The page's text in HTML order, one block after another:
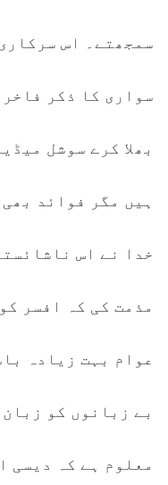
سمجھتے۔ اس
سواری کا ذکر
بھلا کرے سوشل
ہیں مگر فوائد
خدا نے اس
مذمت کی کہ افسر
عوام بہت زیادہ
بے زبانوں کو
معلوم ہے کہ دیسی